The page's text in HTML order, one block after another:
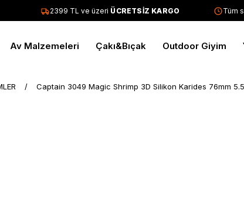
2399 TL ve üzeriÜCRETSİZ KARGO Tüm
Av Malzemeleri Çakı&Bıçak Outdoor Giyim
Captain 3049 Magic Shrimp 3D Silikon Karides 76mm